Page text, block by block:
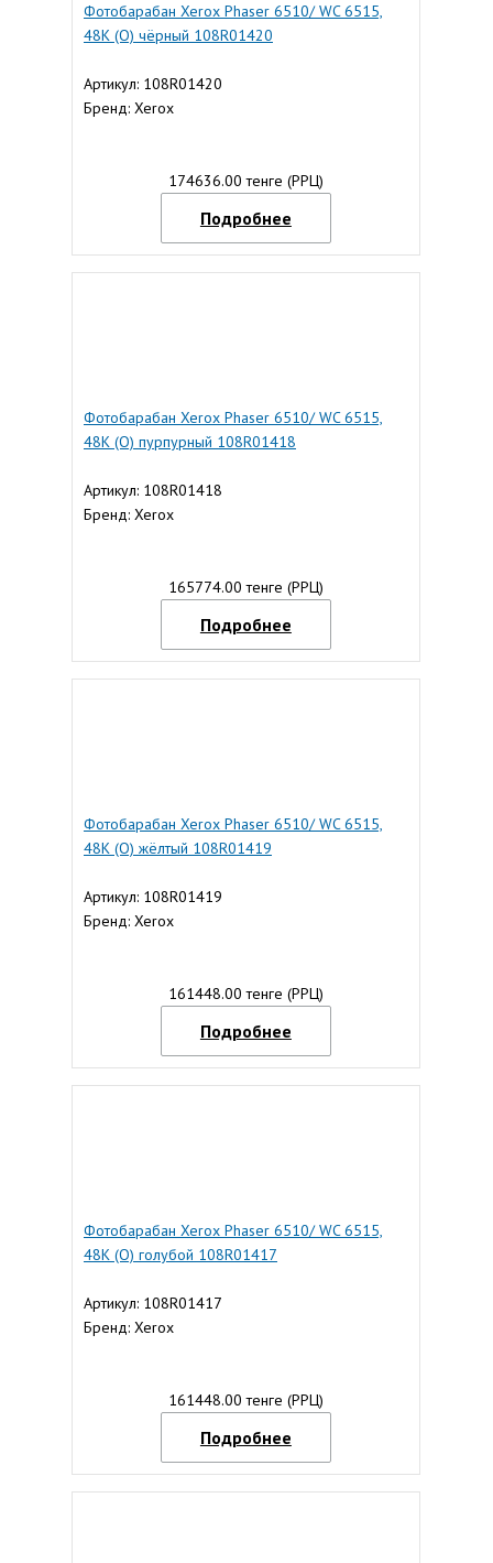
Фотобарабан Xerox Phaser 6510/ WC 6515,
48К (О) чёрный 108R01420
Артикул: 108R01420
Бренд: Xerox
174636.00 тенге (РРЦ)
Подробнее
Фотобарабан Xerox Phaser 6510/ WC 6515,
48К (О) пурпурный 108R01418
Артикул: 108R01418
Бренд: Xerox
165774.00 тенге (РРЦ)
Подробнее
Фотобарабан Xerox Phaser 6510/ WC 6515,
48К (О) жёлтый 108R01419
Артикул: 108R01419
Бренд: Xerox
161448.00 тенге (РРЦ)
Подробнее
Фотобарабан Xerox Phaser 6510/ WC 6515,
48К (О) голубой 108R01417
Артикул: 108R01417
Бренд: Xerox
161448.00 тенге (РРЦ)
Подробнее